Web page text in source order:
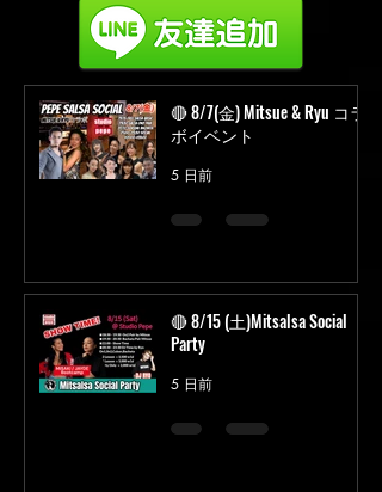
🔴 8/7(金) Mitsue & Ryu コラ
ボイベント
5 日前
🔴 8/15 (土)Mitsalsa Social
Party
5 日前